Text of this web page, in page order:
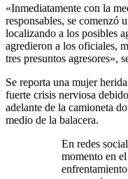
«Inmediatamente con la
responsables, se comenzó
localizando a los posibles
agredieron a los oficiales,
tres presuntos agresores»,
Se reporta una mujer
fuerte crisis nerviosa
adelante de la camioneta
medio de la balacera.
En redes
momento en